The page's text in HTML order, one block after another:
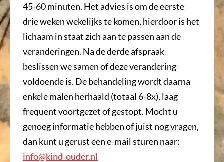
45-60 minuten. Het advies is om de eerste
drie weken wekelijks te komen, hierdoor is het
lichaam in staat zich aan te passen aan de
veranderingen. Na de derde afspraak
beslissen we samen of deze verandering
voldoende is. De behandeling wordt daarna
enkele malen herhaald (totaal 6-8x), laag
frequent voortgezet of gestopt. Mocht u
genoeg informatie hebben of juist nog vragen,
dan kunt u gerust een e-mail sturen naar:
info@kind-ouder.nl